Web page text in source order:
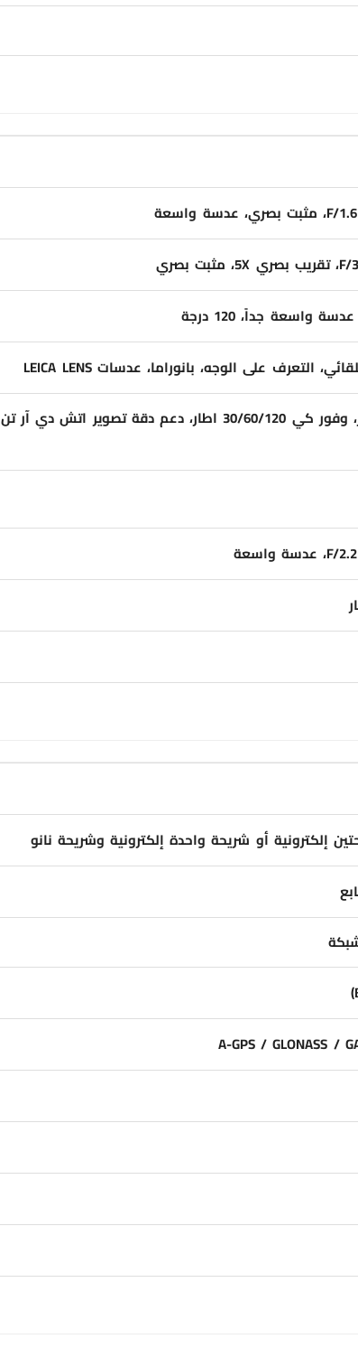
تصوير فيديو: ايت كي 30 اطار، وفور كي 30/60/120 اطار، دعم دقة تصوير اتش دي آر تن
إلكترونية أو شريحة واحدة إلكترونية وشريحة نانو
A-GPS / GLONASS /